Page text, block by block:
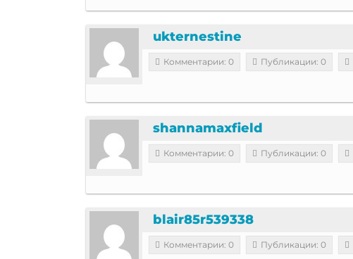
ukternestine
Комментарии: 0 Публикации: 0
shannamaxfield
Комментарии: 0 Публикации: 0
blair85r539338
Комментарии: 0 Публикации: 0